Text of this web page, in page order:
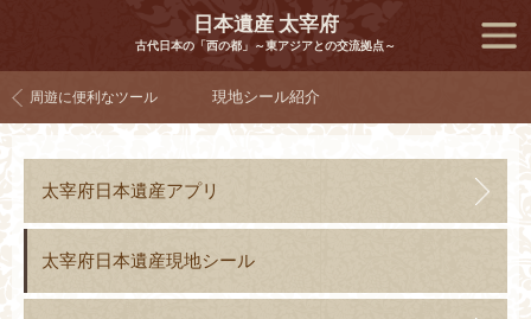
日本遺産 太宰府
古代日本の「西の都」～東アジアとの交流拠点～
メニ
周遊に便利なツール 現地シール紹介
太宰府日本遺産アプリ
太宰府日本遺産現地シール